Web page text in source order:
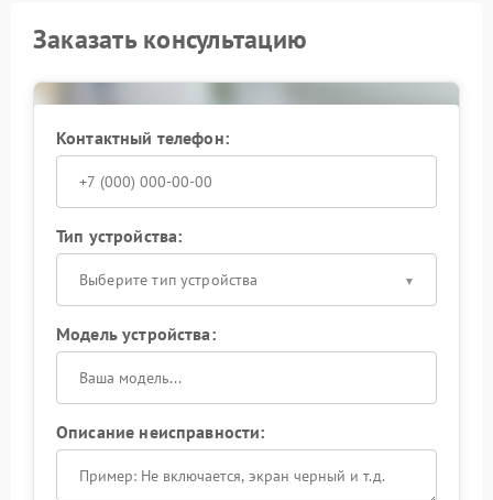
Заказать консультацию
Контактный телефон:
Тип устройства:
Выберите тип устройства
Модель устройства:
Описание неисправности: